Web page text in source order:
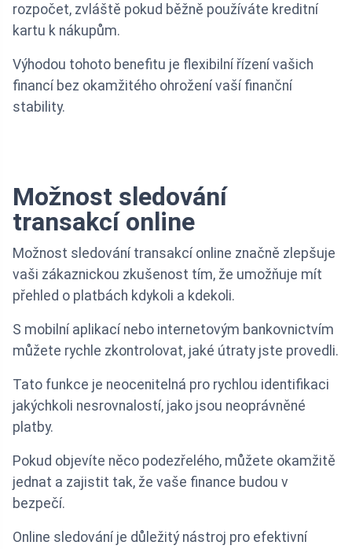
rozpočet, zvláště pokud běžně používáte kreditní
kartu k nákupům.
Výhodou tohoto benefitu je flexibilní řízení vašich
financí bez okamžitého ohrožení vaší finanční
stability.
Možnost sledování
transakcí online
Možnost sledování transakcí online značně zlepšuje
vaši zákaznickou zkušenost tím, že umožňuje mít
přehled o platbách kdykoli a kdekoli.
S mobilní aplikací nebo internetovým bankovnictvím
můžete rychle zkontrolovat, jaké útraty jste provedli.
Tato funkce je neocenitelná pro rychlou identifikaci
jakýchkoli nesrovnalostí, jako jsou neoprávněné
platby.
Pokud objevíte něco podezřelého, můžete okamžitě
jednat a zajistit tak, že vaše finance budou v
bezpečí.
Online sledování je důležitý nástroj pro efektivní